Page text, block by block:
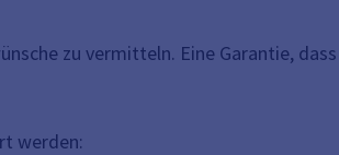
zu vermitteln. Eine Garantie,
werden: